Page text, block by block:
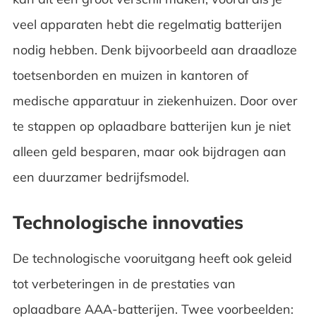
veel apparaten hebt die regelmatig batterijen
nodig hebben. Denk bijvoorbeeld aan draadloze
toetsenborden en muizen in kantoren of
medische apparatuur in ziekenhuizen. Door over
te stappen op oplaadbare batterijen kun je niet
alleen geld besparen, maar ook bijdragen aan
een duurzamer bedrijfsmodel.
Technologische innovaties
De technologische vooruitgang heeft ook geleid
tot verbeteringen in de prestaties van
oplaadbare AAA-batterijen. Twee voorbeelden: